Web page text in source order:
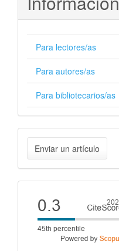
Para lectores/as
Para autores/as
Para bibliotecarios/as
Enviar
un
artículo
Enviar un artículo
Cite
score